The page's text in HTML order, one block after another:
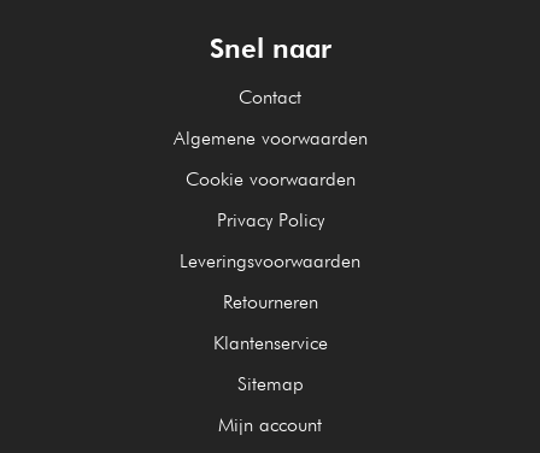
Snel naar
Contact
Algemene voorwaarden
Cookie voorwaarden
Privacy Policy
Leveringsvoorwaarden
Retourneren
Klantenservice
Sitemap
Mijn account